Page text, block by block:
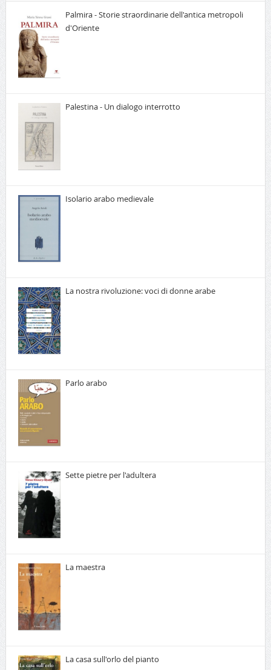
Palmira - Storie straordinarie dell'antica metropoli
d'Oriente
Palestina - Un dialogo interrotto
Isolario arabo medievale
La nostra rivoluzione: voci di donne arabe
Parlo arabo
Sette pietre per l'adultera
La maestra
La casa sull'orlo del pianto